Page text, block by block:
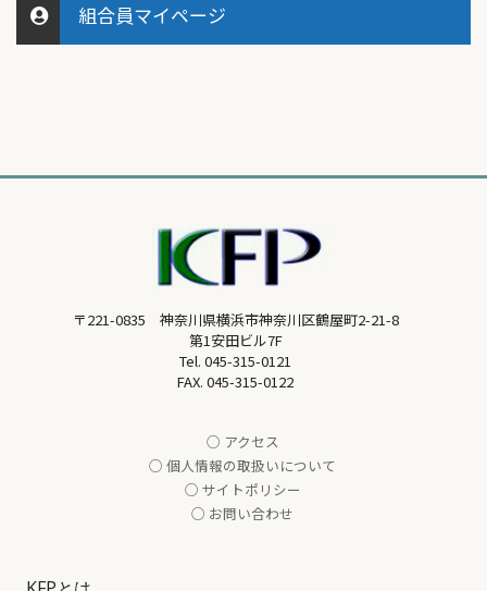
組合員マイページ
〒221-0835 神奈川県横浜市神奈川区鶴屋町2-21-8
第1安田ビル7F
Tel. 045-315-0121
FAX. 045-315-0122
○ アクセス
○ 個人情報の取扱いについて
○ サイトポリシー
○ お問い合わせ